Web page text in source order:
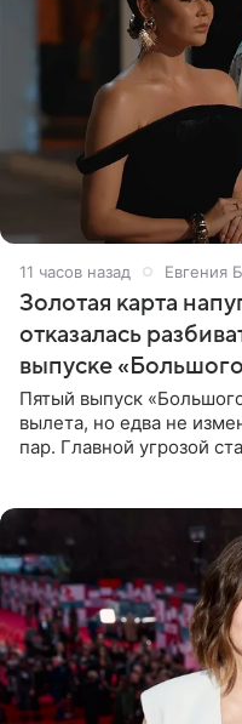
11 часов назад Евгения
Золотая карта
отказалась
выпуске
Пятый выпуск
вылета, но едва не
пар. Главной угрозой